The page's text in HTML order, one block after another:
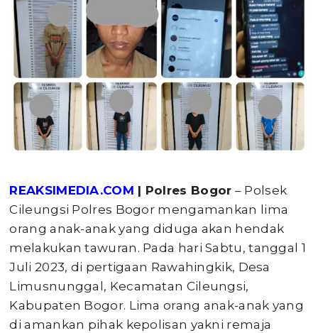
REAKSIMEDIA.COM | Polres Bogor – Polsek
Cileungsi Polres Bogor mengamankan lima
orang anak-anak yang diduga akan hendak
melakukan tawuran. Pada hari Sabtu, tanggal 1
Juli 2023, di pertigaan Rawahingkik, Desa
Limusnunggal, Kecamatan Cileungsi,
Kabupaten Bogor. Lima orang anak-anak yang
di amankan pihak kepolisan yakni remaja